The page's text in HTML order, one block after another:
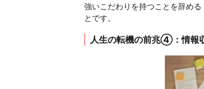
強いこだわりを持つことを辞め
とです。
人生の転機の前兆④：情報